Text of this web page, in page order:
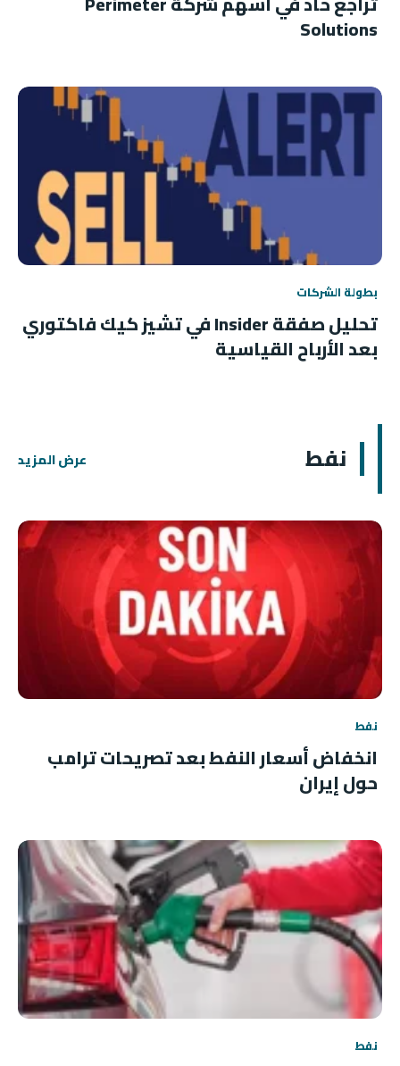
Solutions
بطولة الشركات
تحليل صفقة Insider في تشيز كيك فاكتوري
بعد الأرباح القياسية
نفط عرض المزيد
نفط
انخفاض أسعار النفط بعد تصريحات ترامب
حول إيران
نفط